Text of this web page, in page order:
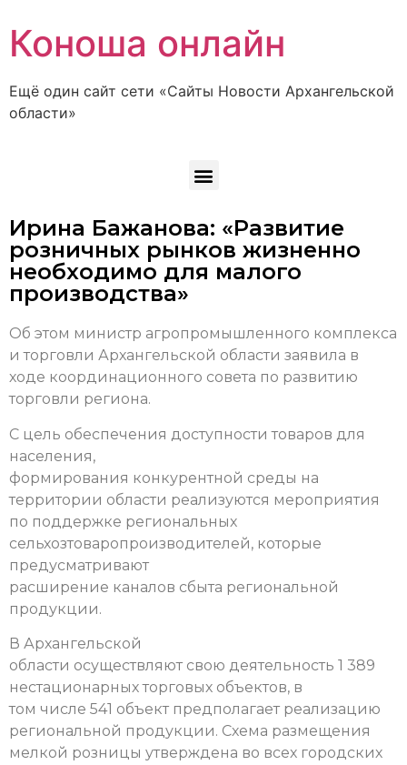
Коноша онлайн
Ещё один сайт сети «Сайты Новости Архангельской
области»
Ирина Бажанова: «Развитие
розничных рынков жизненно
необходимо для малого
производства»
Об этом министр агропромышленного комплекса
и торговли Архангельской области заявила в
ходе координационного совета по развитию
торговли региона.
С цель обеспечения доступности товаров для
населения,
формирования конкурентной среды на
территории области реализуются мероприятия
по поддержке региональных
сельхозтоваропроизводителей, которые
предусматривают
расширение каналов сбыта региональной
продукции.
В Архангельской
области осуществляют свою деятельность 1 389
нестационарных торговых объектов, в
том числе 541 объект предполагает реализацию
региональной продукции. Схема размещения
мелкой розницы утверждена во всех городских